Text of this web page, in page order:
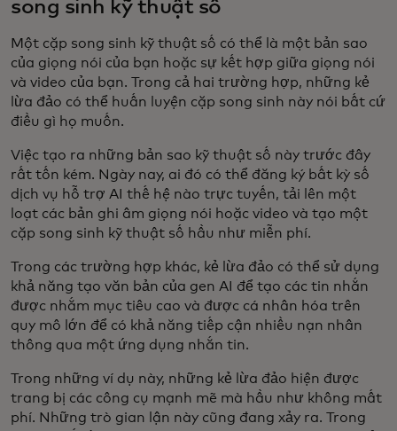
song sinh kỹ thuật số
Một cặp song sinh kỹ thuật số có thể là một bản sao
của giọng nói của bạn hoặc sự kết hợp giữa giọng nói
và video của bạn. Trong cả hai trường hợp, những kẻ
lừa đảo có thể huấn luyện cặp song sinh này nói bất cứ
điều gì họ muốn.
Việc tạo ra những bản sao kỹ thuật số này trước đây
rất tốn kém. Ngày nay, ai đó có thể đăng ký bất kỳ số
dịch vụ hỗ trợ AI thế hệ nào trực tuyến, tải lên một
loạt các bản ghi âm giọng nói hoặc video và tạo một
cặp song sinh kỹ thuật số hầu như miễn phí.
Trong các trường hợp khác, kẻ lừa đảo có thể sử dụng
khả năng tạo văn bản của gen AI để tạo các tin nhắn
được nhắm mục tiêu cao và được cá nhân hóa trên
quy mô lớn để có khả năng tiếp cận nhiều nạn nhân
thông qua một ứng dụng nhắn tin.
Trong những ví dụ này, những kẻ lừa đảo hiện được
trang bị các công cụ mạnh mẽ mà hầu như không mất
phí. Những trò gian lận này cũng đang xảy ra. Trong